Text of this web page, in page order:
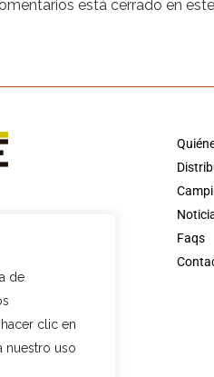
de
clic en
nuestro uso
está cerrado en
Faqs